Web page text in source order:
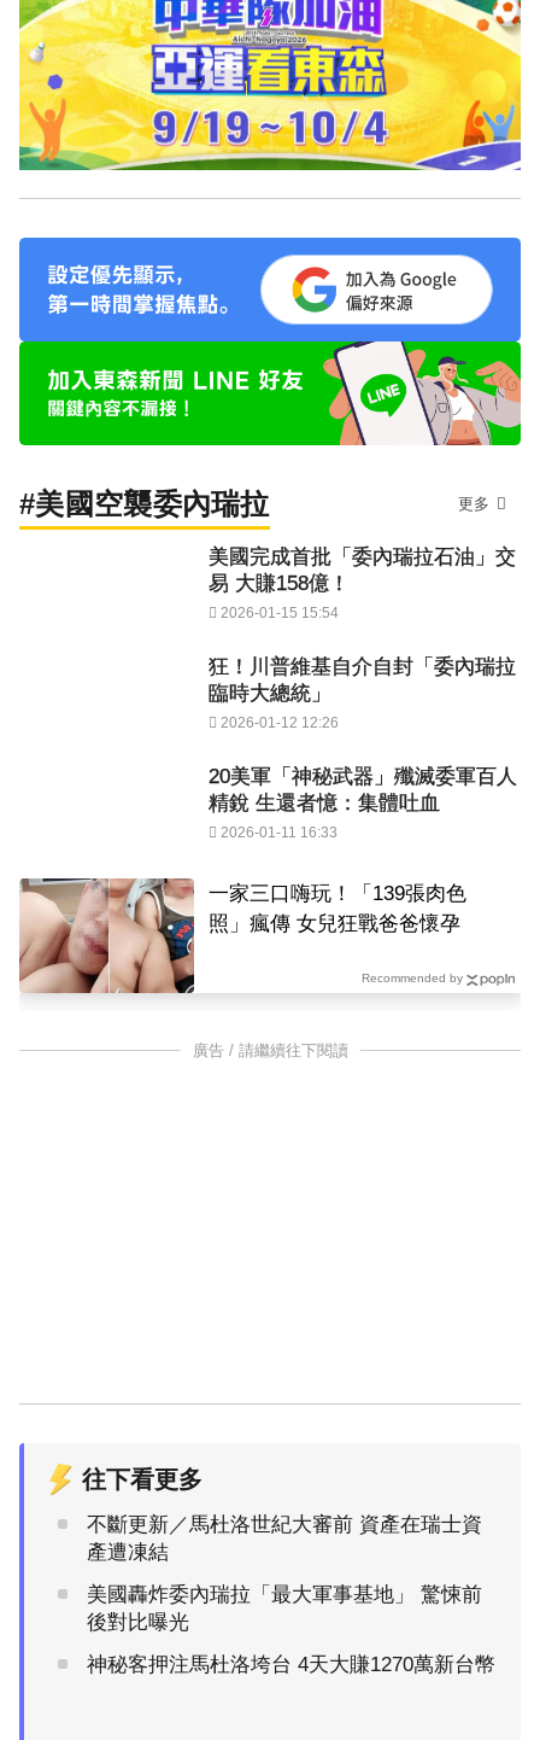
#美國空襲委內瑞拉 更多
美國完成首批「委內瑞拉石油」交
易 大賺158億！
2026-01-15 15:54
狂！川普維基自介自封「委內瑞拉
臨時大總統」
2026-01-12 12:26
20美軍「神秘武器」殲滅委軍百人
精銳 生還者憶：集體吐血
2026-01-11 16:33
一家三口嗨玩！「139張肉色
照」瘋傳 女兒狂戰爸爸懷孕
Recommended by
廣告 / 請繼續往下閱讀
往下看更多
不斷更新／馬杜洛世紀大審前 資產在瑞士資
產遭凍結
美國轟炸委內瑞拉「最大軍事基地」 驚悚前
後對比曝光
神秘客押注馬杜洛垮台 4天大賺1270萬新台幣